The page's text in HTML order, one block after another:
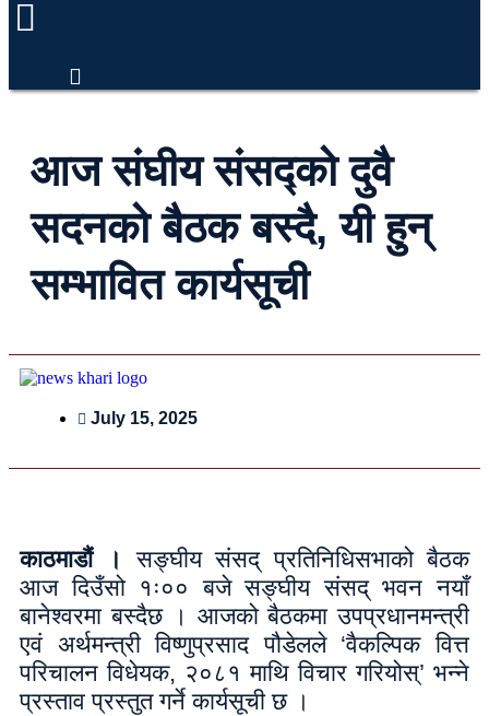
आज संघीय संसद्को दुवै
सदनको बैठक बस्दै, यी हुन्
सम्भावित कार्यसूची
July 15, 2025
काठमाडौं ।
सङ्घीय संसद् प्रतिनिधिसभाको बैठक
आज दिउँसो १ः०० बजे सङ्घीय संसद् भवन नयाँ
बानेश्वरमा बस्दैछ । आजको बैठकमा उपप्रधानमन्त्री
एवं अर्थमन्त्री विष्णुप्रसाद पौडेलले ‘वैकल्पिक वित्त
परिचालन विधेयक, २०८१ माथि विचार गरियोस्’ भन्ने
प्रस्ताव प्रस्तुत गर्ने कार्यसूची छ ।